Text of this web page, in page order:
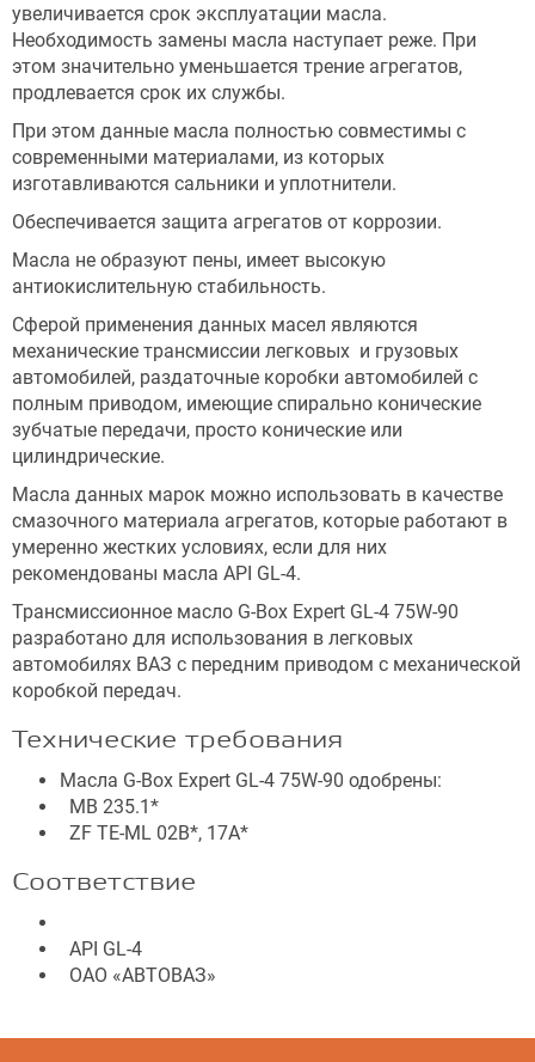
увеличивается срок эксплуатации масла.
Необходимость замены масла наступает реже. При
этом значительно уменьшается трение агрегатов,
продлевается срок их службы.
При этом данные масла полностью совместимы с
современными материалами, из которых
изготавливаются сальники и уплотнители.
Обеспечивается защита агрегатов от коррозии.
Масла не образуют пены, имеет высокую
антиокислительную стабильность.
Сферой применения данных масел являются
механические трансмиссии легковых и грузовых
автомобилей, раздаточные коробки автомобилей с
полным приводом, имеющие спирально конические
зубчатые передачи, просто конические или
цилиндрические.
Масла данных марок можно использовать в качестве
смазочного материала агрегатов, которые работают в
умеренно жестких условиях, если для них
рекомендованы масла API GL-4.
Трансмиссионное масло G-Box Expert GL-4 75W-90
разработано для использования в легковых
автомобилях ВАЗ с передним приводом с механической
коробкой передач.
Технические требования
Масла G-Box Expert GL-4 75W-90 одобрены:
МВ 235.1*
ZF TE-ML 02B*, 17A*
Соответствие
API GL-4
ОАО «АВТОВАЗ»